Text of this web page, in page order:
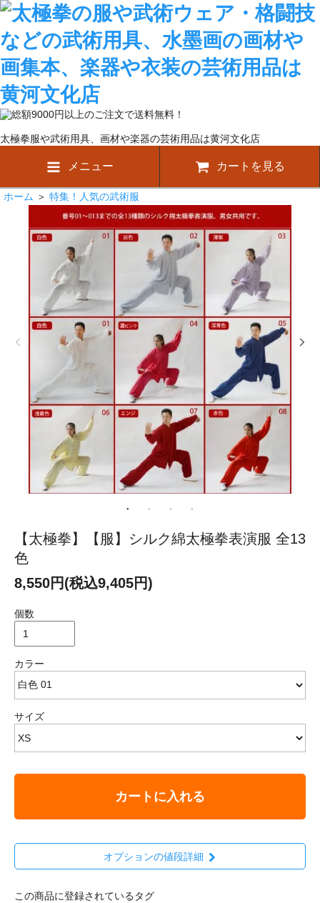
太極拳服や武術用具、画材や楽器の芸術用品は黄河文化店
メニュー カートを見る
ホーム ＞ 特集！人気の武術服
【太極拳】【服】シルク綿太極拳表演服 全13
色
8,550円(税込9,405円)
個数
カラー
サイズ
カートに入れる
オプションの値段詳細
この商品に登録されているタグ